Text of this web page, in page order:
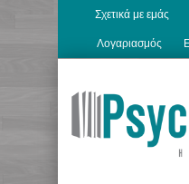
Σχετικά με εμάς
Λογαριασμός